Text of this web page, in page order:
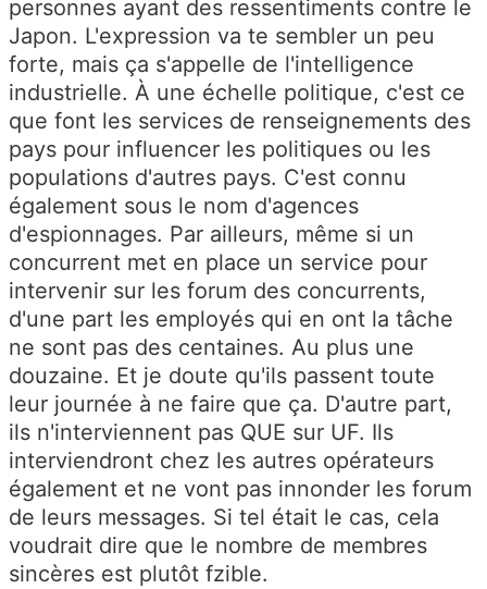
personnes ayant des ressentiments contre le
Japon. L'expression va te sembler un peu
forte, mais ça s'appelle de l'intelligence
industrielle. À une échelle politique, c'est ce
que font les services de renseignements des
pays pour influencer les politiques ou les
populations d'autres pays. C'est connu
également sous le nom d'agences
d'espionnages. Par ailleurs, même si un
concurrent met en place un service pour
intervenir sur les forum des concurrents,
d'une part les employés qui en ont la tâche
ne sont pas des centaines. Au plus une
douzaine. Et je doute qu'ils passent toute
leur journée à ne faire que ça. D'autre part,
ils n'interviennent pas QUE sur UF. Ils
interviendront chez les autres opérateurs
également et ne vont pas innonder les forum
de leurs messages. Si tel était le cas, cela
voudrait dire que le nombre de membres
sincères est plutôt fzible.